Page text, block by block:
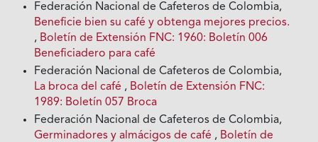
Federación Nacional de Cafeteros de Colombia,
Beneficie bien su café y obtenga mejores precios.
, Boletín de Extensión FNC: 1960: Boletín 006
Beneficiadero para café
Federación Nacional de Cafeteros de Colombia,
La broca del café , Boletín de Extensión FNC:
1989: Boletín 057 Broca
Federación Nacional de Cafeteros de Colombia,
Germinadores y almácigos de café , Boletín de